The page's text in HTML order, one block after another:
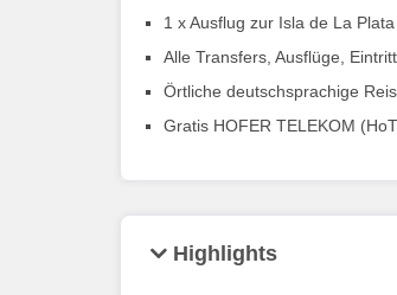
1 x Ausflug zur Isla de La
Alle Transfers, Ausflüge,
Örtliche deutschsprachige
Gratis HOFER TELEKOM
Highlights